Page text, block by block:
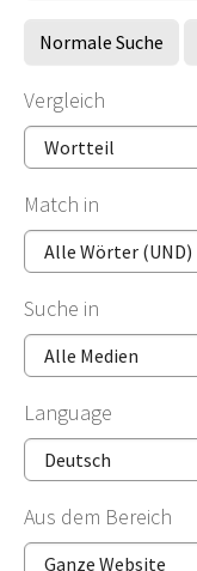
Normale Suche
Vergleich
Match in
Suche in
Language
Aus dem Bereich